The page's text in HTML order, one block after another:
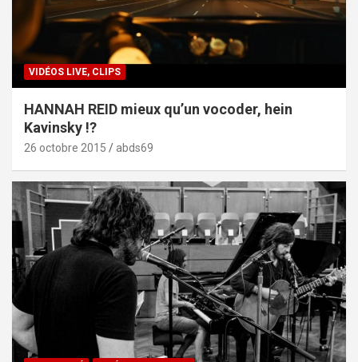
VIDÉOS LIVE, CLIPS
HANNAH REID mieux qu’un vocoder, hein
Kavinsky !?
26 octobre 2015 abds69